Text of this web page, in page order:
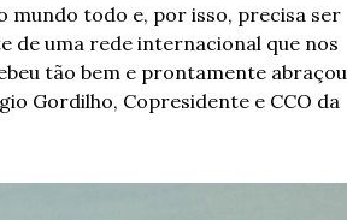
mundo todo e, por isso, precisa ser
de uma rede internacional que nos
tão bem e prontamente abraçou
Gordilho, Copresidente e CCO da